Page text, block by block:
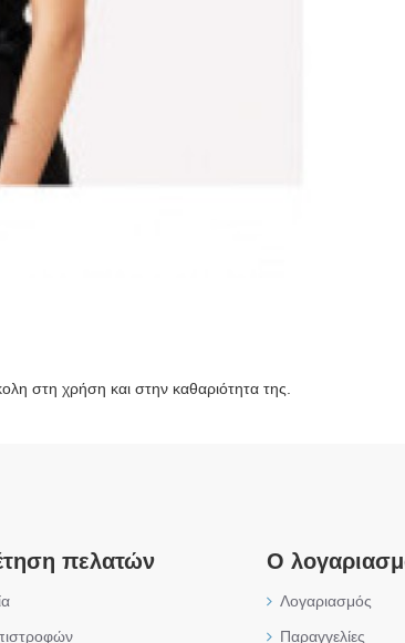
στη χρήση και στην καθαριότητα της.
πελατών Ο
Λογαριασμός
Παραγγελίες